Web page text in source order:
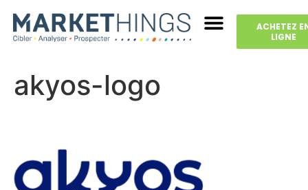
ACHETEZ
LIGNE
akyos-logo